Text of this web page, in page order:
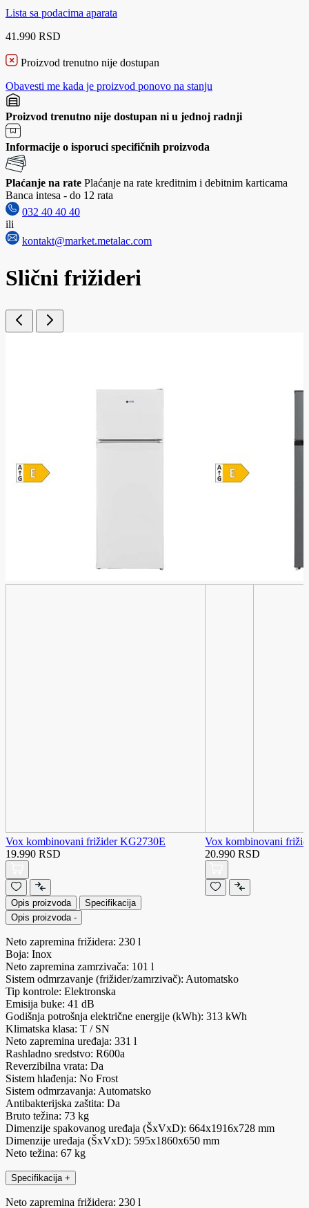
Lista sa podacima aparata
41.990 RSD
Proizvod trenutno nije dostupan
Obavesti me kada je proizvod ponovo na stanju
Proizvod trenutno nije dostupan ni u jednoj radnji
Informacije o isporuci specifičnih proizvoda
Plaćanje na rate Plaćanje na rate kreditnim i debitnim karticama
Banca intesa - do 12 rata
032 40 40 40
ili
kontakt@market.metalac.com
Slični frižideri
Vox kombinovani frižider KG2730E
19.990 RSD
Vox kombinovani
20.990 RSD
Opis proizvoda
Specifikacija
Opis proizvoda -
Neto zapremina frižidera: 230 l
Boja: Inox
Neto zapremina zamrzivača: 101 l
Sistem odmrzavanje (frižider/zamrzivač): Automatsko
Tip kontrole: Elektronska
Emisija buke: 41 dB
Godišnja potrošnja električne energije (kWh): 313 kWh
Klimatska klasa: T / SN
Neto zapremina uređaja: 331 l
Rashladno sredstvo: R600a
Reverzibilna vrata: Da
Sistem hlađenja: No Frost
Sistem odmrzavanja: Automatsko
Antibakterijska zaštita: Da
Bruto težina: 73 kg
Dimenzije spakovanog uređaja (ŠxVxD): 664x1916x728 mm
Dimenzije uređaja (ŠxVxD): 595x1860x650 mm
Neto težina: 67 kg
Specifikacija +
Neto zapremina frižidera: 230 l